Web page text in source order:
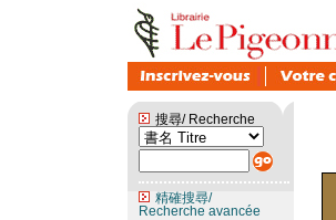
搜尋/ Recherche
精確搜尋/
Recherche avancée